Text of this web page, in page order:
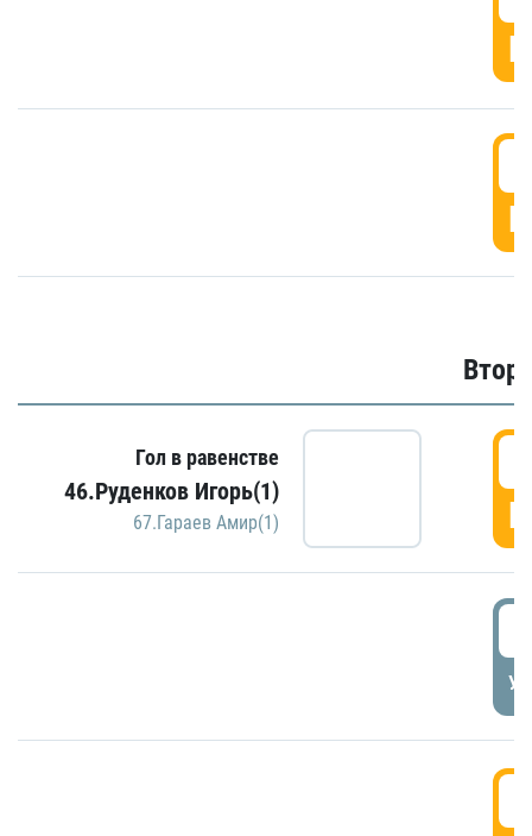
Гол в равенстве
46.Руденков Игорь(1)
67.Гараев Амир(1)